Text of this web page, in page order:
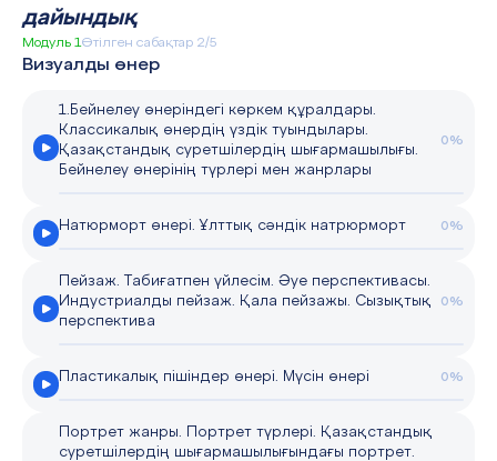
дайындық
Модуль 1Өтілген сабақтар 2/5
Визуалды өнер
1.Бейнелеу өнеріндегі көркем құралдары.
Классикалық өнердің үздік туындылары.
Қазақстандық суретшілердің шығармашылығы.
Бейнелеу өнерінің түрлері мен жанрлары
0%
Натюрморт өнері. Ұлттық сәндік натрюрморт 0%
Пейзаж. Табиғатпен үйлесім. Әуе перспективасы.
Индустриалды пейзаж. Қала пейзажы. Сызықтық
перспектива
0%
Пластикалық пішіндер өнері. Мүсін өнері 0%
Портрет жанры. Портрет түрлері. Қазақстандық
суретшілердің шығармашылығындағы портрет.